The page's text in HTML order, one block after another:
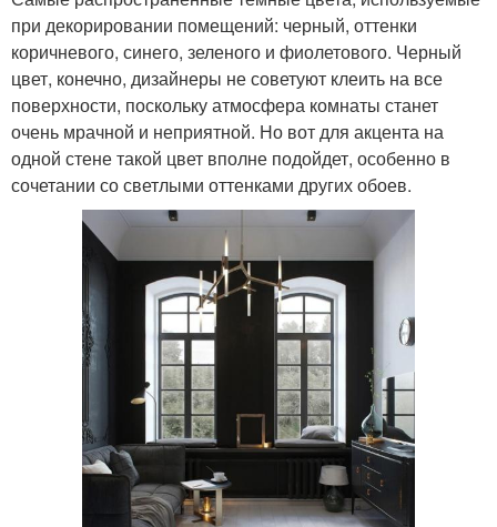
при декорировании помещений: черный, оттенки
коричневого, синего, зеленого и фиолетового. Черный
цвет, конечно, дизайнеры не советуют клеить на все
поверхности, поскольку атмосфера комнаты станет
очень мрачной и неприятной. Но вот для акцента на
одной стене такой цвет вполне подойдет, особенно в
сочетании со светлыми оттенками других обоев.